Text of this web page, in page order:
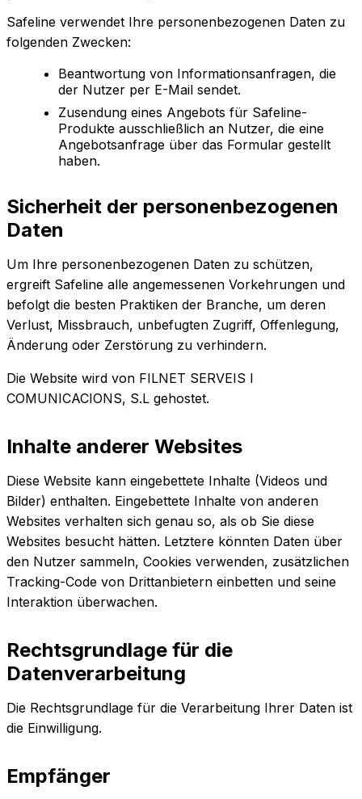
Safeline verwendet Ihre personenbezogenen Daten zu
folgenden Zwecken:
Beantwortung von Informationsanfragen, die
der Nutzer per E-Mail sendet.
Zusendung eines Angebots für Safeline-
Produkte ausschließlich an Nutzer, die eine
Angebotsanfrage über das Formular gestellt
haben.
Sicherheit der personenbezogenen
Daten
Um Ihre personenbezogenen Daten zu schützen,
ergreift Safeline alle angemessenen Vorkehrungen und
befolgt die besten Praktiken der Branche, um deren
Verlust, Missbrauch, unbefugten Zugriff, Offenlegung,
Änderung oder Zerstörung zu verhindern.
Die Website wird von FILNET SERVEIS I
COMUNICACIONS, S.L gehostet.
Inhalte anderer Websites
Diese Website kann eingebettete Inhalte (Videos und
Bilder) enthalten. Eingebettete Inhalte von anderen
Websites verhalten sich genau so, als ob Sie diese
Websites besucht hätten. Letztere könnten Daten über
den Nutzer sammeln, Cookies verwenden, zusätzlichen
Tracking-Code von Drittanbietern einbetten und seine
Interaktion überwachen.
Rechtsgrundlage für die
Datenverarbeitung
Die Rechtsgrundlage für die Verarbeitung Ihrer Daten ist
die Einwilligung.
Empfänger